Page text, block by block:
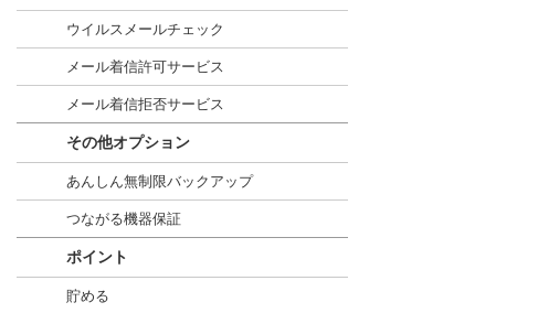
ウイルスメールチェック
メール着信許可サービス
メール着信拒否サービス
その他オプション
あんしん無制限バックアップ
つながる機器保証
ポイント
貯める